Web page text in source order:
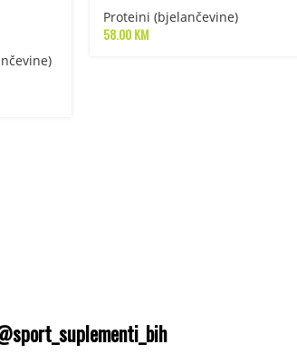
Proteini (bjelančevine)
58.00KM